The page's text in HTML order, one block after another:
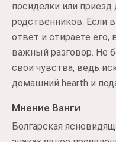
посиделки или
родственников. Если
ответ и стираете его,
важный разговор. Не
свои чувства, ведь
домашний hearth и
Мнение Ванги
Болгарская